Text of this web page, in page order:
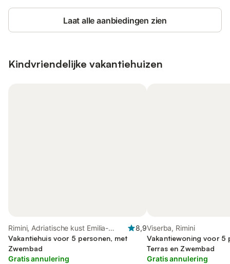
Laat alle aanbiedingen zien
Kindvriendelijke vakantiehuizen
Rimini, Adriatische kust Emilia-
Romagna
8,9
Vakantiehuis voor 5 personen, met
Zwembad
Gratis annulering
Viserba, Rimini
Vakantiewoning voor 5
Terras en Zwembad
Gratis annulering